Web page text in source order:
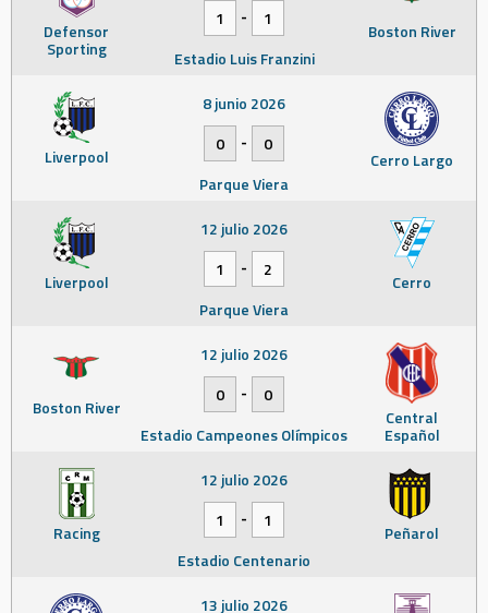
Defensor
Sporting
Boston River
1
-
1
Estadio Luis Franzini
Liverpool Cerro Largo
8 junio 2026
0
-
0
Parque Viera
Liverpool Cerro
12 julio 2026
1
-
2
Parque Viera
Boston River Central
Español
12 julio 2026
0
-
0
Estadio Campeones Olímpicos
Racing Peñarol
12 julio 2026
1
-
1
Estadio Centenario
13 julio 2026